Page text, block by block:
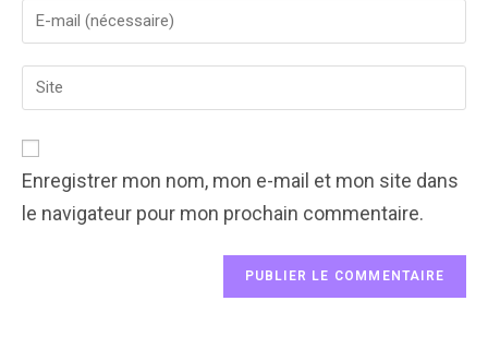
username
to
comment
Enter
address
to
comment
Enter
URL
(optional)
Enregistrer mon nom, mon e-mail et mon site dans
le navigateur pour mon prochain commentaire.